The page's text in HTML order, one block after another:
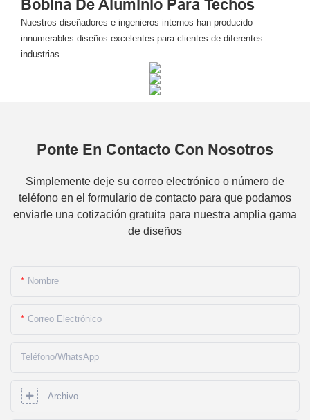
Bobina De Aluminio Para Techos
Nuestros diseñadores e ingenieros internos han producido
innumerables diseños excelentes para clientes de diferentes
industrias.
Ponte En Contacto Con Nosotros
Simplemente deje su correo electrónico o número de
teléfono en el formulario de contacto para que podamos
enviarle una cotización gratuita para nuestra amplia gama
de diseños
Nombre
Correo Electrónico
Teléfono/WhatsApp
Archivo